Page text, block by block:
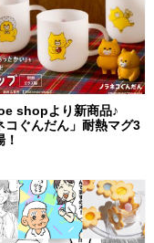
shopより新商品♪
コぐんだん」耐熱マグ3